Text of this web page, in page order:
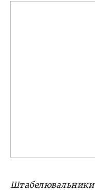
Штабелювальники